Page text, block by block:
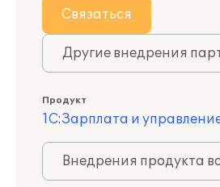
Связаться
Другие внедрения
Продукт
1С:Зарплата и
Внедрения продукта